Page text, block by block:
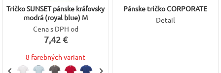
Tričko SUNSET pánske kráľovsky
modrá (royal blue) M
Cena s DPH od
7,42 €
8 farebných variant
Pánske tričko CORPORATE
Detail